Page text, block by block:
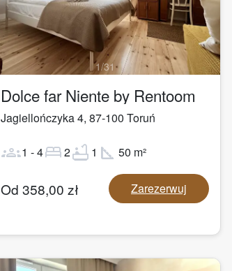
1/31
Dolce far Niente by Rentoom
Jagiellończyka 4,87-100 Toruń
groups1 -4bed2bathtub 1 square_foot50 m²
Od 358,00 zł Zarezerwuj